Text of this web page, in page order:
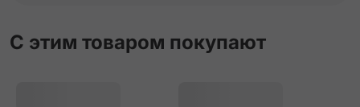
С этим товаром покупают